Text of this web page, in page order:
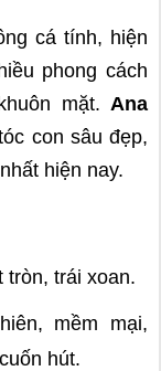
cá tính, hiện
phong cách
mặt. Ana
con sâu đẹp,
hiện nay.
tròn, trái xoan.
mềm mại,
hút.